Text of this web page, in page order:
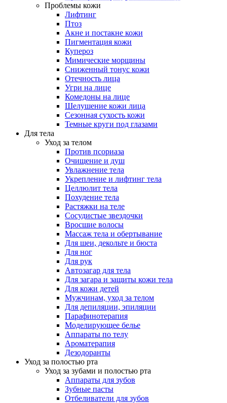
Проблемы кожи
Лифтинг
Птоз
Акне и постакне кожи
Пигментация кожи
Купероз
Мимические морщины
Сниженный тонус кожи
Отечность лица
Угри на лице
Комедоны на лице
Шелушение кожи лица
Сезонная сухость кожи
Темные круги под глазами
Для тела
Уход за телом
Против псориаза
Очищение и душ
Увлажнение тела
Укрепление и лифтинг тела
Целлюлит тела
Похудение тела
Растяжки на теле
Сосудистые звездочки
Вросшие волосы
Массаж тела и обертывание
Для шеи, декольте и бюста
Для ног
Для рук
Автозагар для тела
Для загара и защиты кожи тела
Для кожи детей
Мужчинам, уход за телом
Для депиляции, эпиляции
Парафинотерапия
Моделирующее белье
Аппараты по телу
Ароматерапия
Дезодоранты
Уход за полостью рта
Уход за зубами и полостью рта
Аппараты для зубов
Зубные пасты
Отбеливатели для зубов